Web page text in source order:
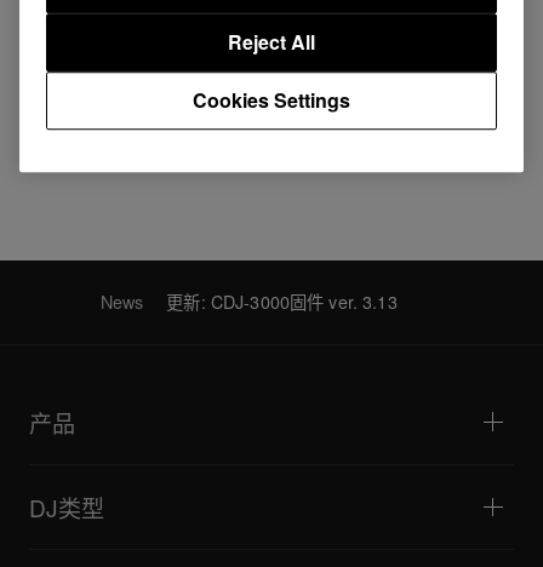
News 更新: CDJ-3000固件 ver. 3.13
产品
DJ混音器
一体化DJ系统
DJ类型
Cookies Settings
Reject All